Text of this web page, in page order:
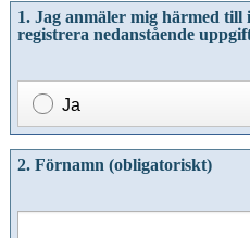
1. Jag anmäler mig härmed till
registrera nedanstående
Ja
2. Förnamn (obligatoriskt)